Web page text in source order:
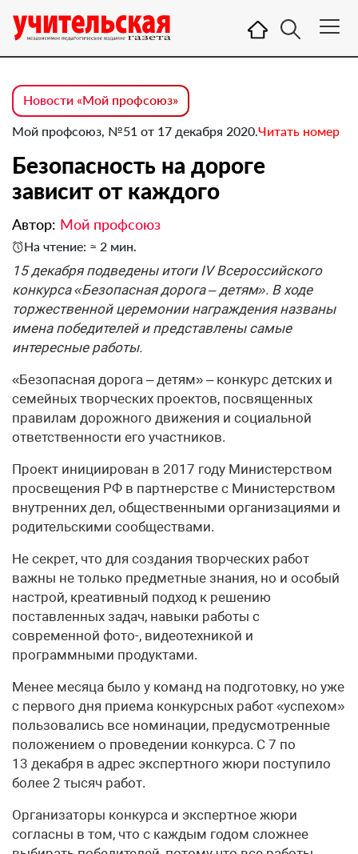
Новости «Мой профсоюз»
Мой профсоюз, №51 от 17 декабря 2020.Читать номер
Безопасность на дороге
зависит от каждого
Автор: Мой профсоюз
На чтение: ≈ 2 мин.
15 декабря подведены итоги IV Всероссийского
конкурса «Безопасная дорога – детям». В ходе
торжественной церемонии награждения названы
имена победителей и представлены самые
интересные работы.
«Безопасная дорога – детям» – конкурс детских и
семейных творческих проектов, посвященных
правилам дорожного движения и социальной
ответственности его участников.
Проект инициирован в 2017 году Министерством
просвещения РФ в партнерстве с Министерством
внутренних дел, общественными организациями и
родительскими сообществами.
Не секрет, что для создания творческих работ
важны не только предметные знания, но и особый
настрой, креативный подход к решению
поставленных задач, навыки работы с
современной фото-, видеотехникой и
программными продуктами.
Менее месяца было у команд на подготовку, но уже
с первого дня приема конкурсных работ «успехом»
пользовались все номинации, предусмотренные
положением о проведении конкурса. С 7 по
13 декабря в адрес экспертного жюри поступило
более 2 тысяч работ.
Организаторы конкурса и экспертное жюри
согласны в том, что с каждым годом сложнее